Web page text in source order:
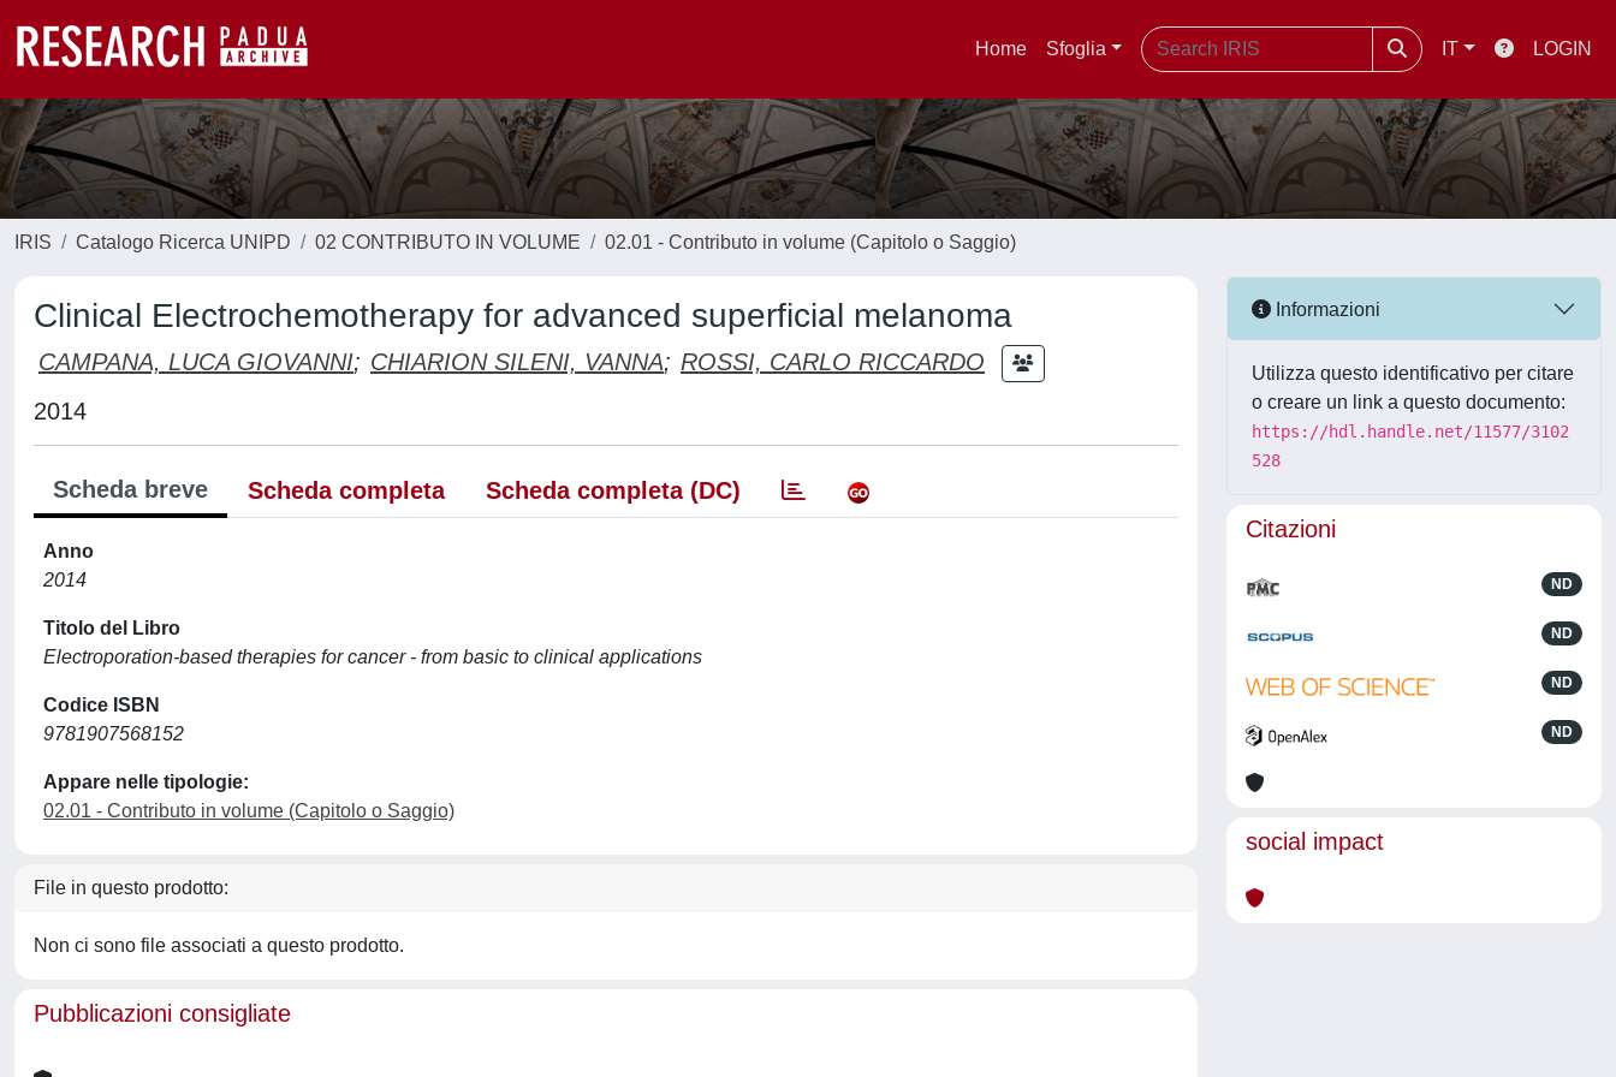
Home Sfoglia IT LOGIN
IRIS Catalogo Ricerca UNIPD 02 CONTRIBUTO IN VOLUME 02.01 - Contributo in volume (Capitolo o Saggio)
Clinical Electrochemotherapy for advanced superficial melanoma
CAMPANA, LUCA GIOVANNI; CHIARION SILENI, VANNA; ROSSI, CARLO RICCARDO
2014
Scheda breve Scheda completa Scheda completa (DC)
Anno
2014
Titolo del Libro
Electroporation-based therapies for cancer - from basic to clinical applications
Codice ISBN
9781907568152
Appare nelle tipologie:
02.01 - Contributo in volume (Capitolo o Saggio)
File in questo prodotto:
Non ci sono file associati a questo prodotto.
Pubblicazioni consigliate
Informazioni
Utilizza questo identificativo per citare
o creare un link a questo documento:
https://hdl.handle.net/11577/3102
528
Citazioni
ND
ND
ND
ND
social impact